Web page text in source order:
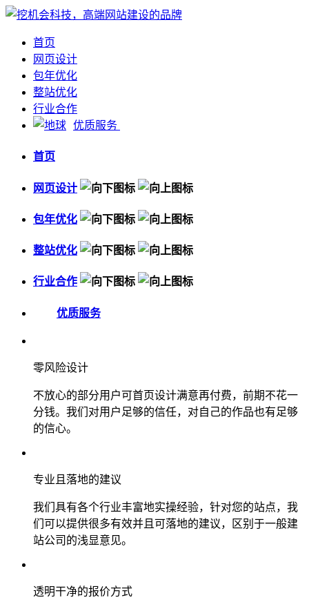
首页
网页设计
包年优化
整站优化
行业合作
优质服务
首页
网页设计
包年优化
整站优化
行业合作
优质服务
零风险设计
不放心的部分用户可首页设计满意再付费，前期不花一
分钱。我们对用户足够的信任，对自己的作品也有足够
的信心。
专业且落地的建议
我们具有各个行业丰富地实操经验，针对您的站点，我
们可以提供很多有效并且可落地的建议，区别于一般建
站公司的浅显意见。
透明干净的报价方式